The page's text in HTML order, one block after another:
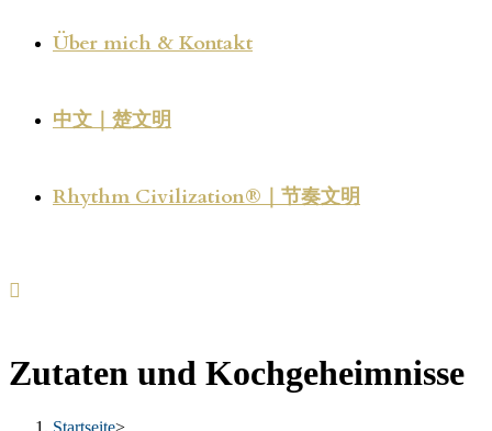
Über mich & Kontakt
中文｜楚文明
Rhythm Civilization®｜节奏文明
Zutaten und Kochgeheimnisse
Startseite>